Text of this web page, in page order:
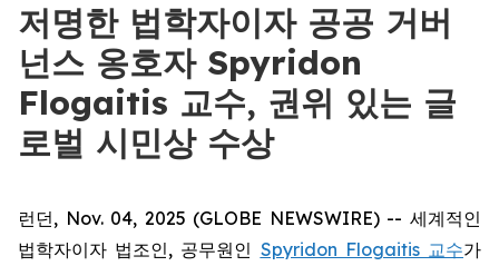
저명한 법학자이자 공공 거버
넌스 옹호자 Spyridon
Flogaitis 교수, 권위 있는 글
로벌 시민상 수상
런던, Nov. 04, 2025 (GLOBE NEWSWIRE) -- 세계적인
법학자이자 법조인, 공무원인 Spyridon Flogaitis 교수가